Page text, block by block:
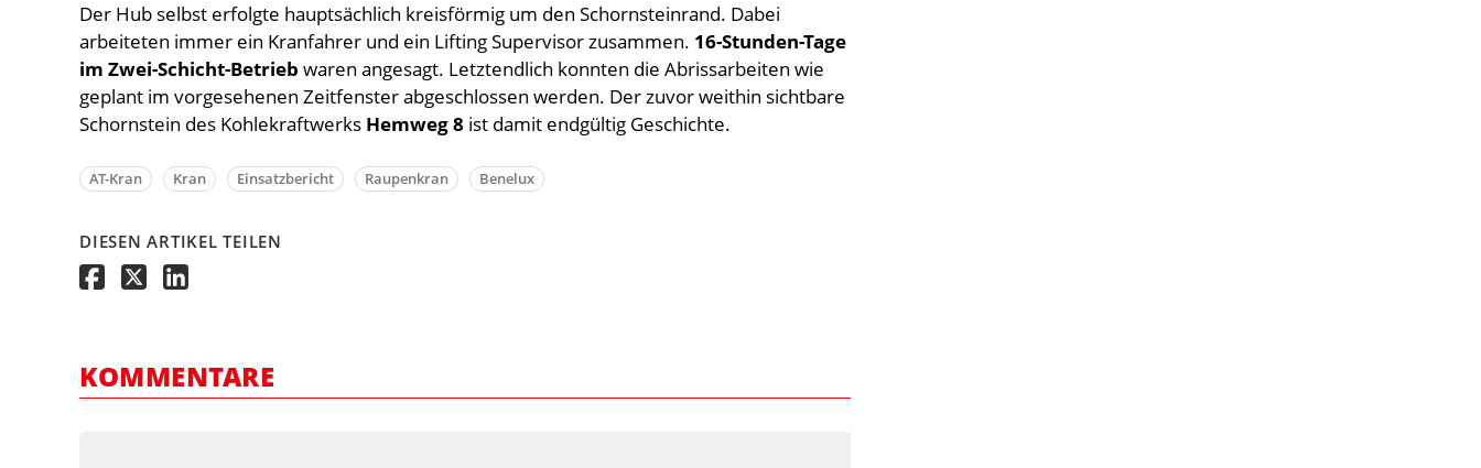
Der Hub selbst erfolgte hauptsächlich kreisförmig um den Schornsteinrand. Dabei
arbeiteten immer ein Kranfahrer und ein Lifting Supervisor zusammen. 16-Stunden-Tage
im Zwei-Schicht-Betrieb waren angesagt. Letztendlich konnten die Abrissarbeiten wie
geplant im vorgesehenen Zeitfenster abgeschlossen werden. Der zuvor weithin sichtbare
Schornstein des Kohlekraftwerks Hemweg 8 ist damit endgültig Geschichte.
AT-Kran Kran Einsatzbericht Raupenkran Benelux
DIESEN ARTIKEL TEILEN
KOMMENTARE